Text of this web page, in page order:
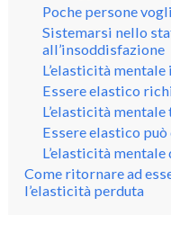
Poche persone
Sistemarsi nello
all’insoddisfazione
L’elasticità
Essere elastico
L’elasticità
Essere elastico
L’elasticità
Come ritornare ad
l’elasticità perduta